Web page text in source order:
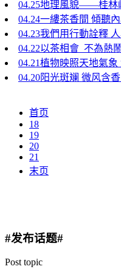
04.25地理風貌——桂林
04.24一縷茶香間 傾聽
04.23我們用行動詮釋
04.22以茶相會 不為熱
04.21植物映照天地氣象
04.20阳光斑斓 微风含
首页
18
19
20
21
末页
#发布话题#
Post topic